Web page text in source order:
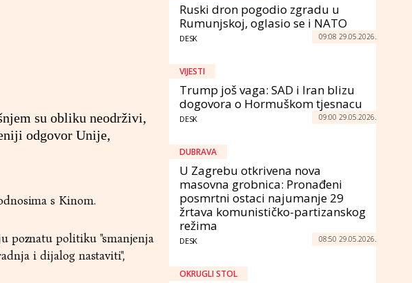
su obliku neodrživi,
odgovor Unije,
s Kinom.
poznatu politiku "smanjenja
i dijalog nastaviti",
Ruski dron pogodio zgradu u
Rumunjskoj, oglasio se i NATO
DESK 09:08 29.05.2026.
VIJESTI
Trump još vaga: SAD i Iran blizu
dogovora o Hormuškom tjesnacu
DESK 09:00 29.05.2026.
DUBRAVA
U Zagrebu otkrivena nova
masovna grobnica: Pronađeni
posmrtni ostaci najumanje 29
žrtava komunističko-partizanskog
režima
DESK 08:50 29.05.2026.
OKRUGLI STOL